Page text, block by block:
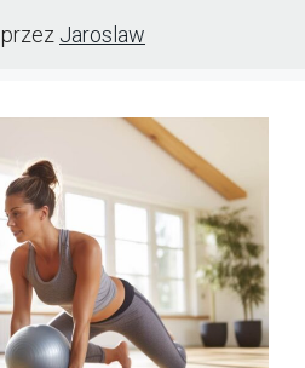
przez Jaroslaw